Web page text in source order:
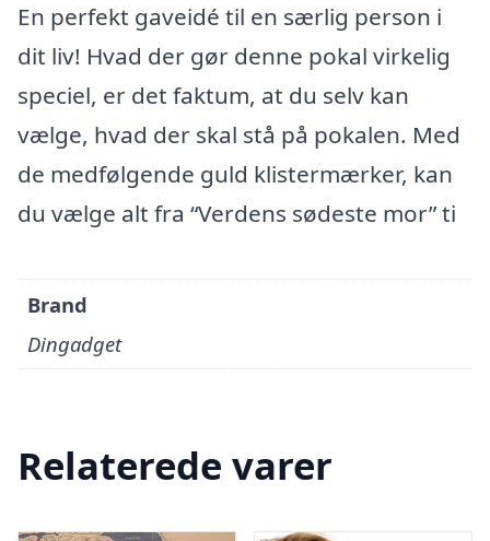
En perfekt gaveidé til en særlig person i
dit liv! Hvad der gør denne pokal virkelig
speciel, er det faktum, at du selv kan
vælge, hvad der skal stå på pokalen. Med
de medfølgende guld klistermærker, kan
du vælge alt fra “Verdens sødeste mor” ti
Brand
Dingadget
Relaterede varer